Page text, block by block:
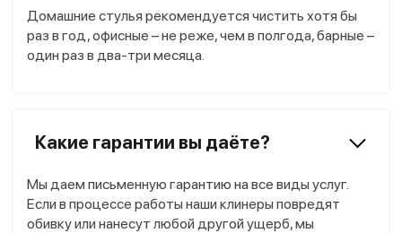
Домашние стулья рекомендуется чистить хотя бы
раз в год, офисные – не реже, чем в полгода, барные –
один раз в два-три месяца.
Какие гарантии вы даёте?
Мы даем письменную гарантию на все виды услуг.
Если в процессе работы наши клинеры повредят
обивку или нанесут любой другой ущерб, мы